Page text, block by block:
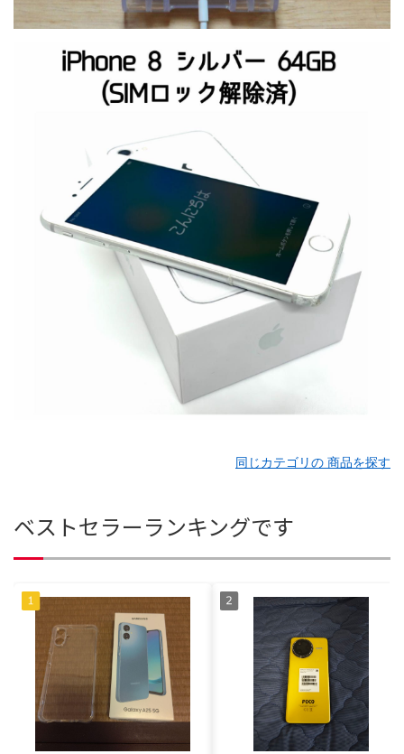
同じカテゴリの 商品を探す
ベストセラーランキングです